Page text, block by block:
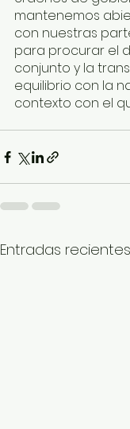
mantenemos
con nuestras
para procurar el
conjunto y la
equilibrio con la
contexto con el
Entradas recientes